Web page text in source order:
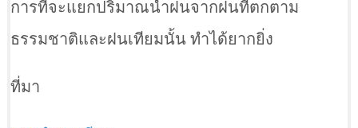
การที่จะแยกปริมาณน้ำฝนจากฝนที่ตกตาม
ธรรมชาติและฝนเทียมนั้น ทำได้ยากยิ่ง
ที่มา